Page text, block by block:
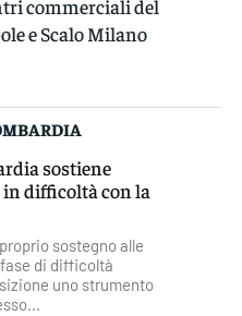
commerciali del
e Scalo Milano
sostiene
difficoltà con la
sostegno alle
di difficoltà
uno strumento